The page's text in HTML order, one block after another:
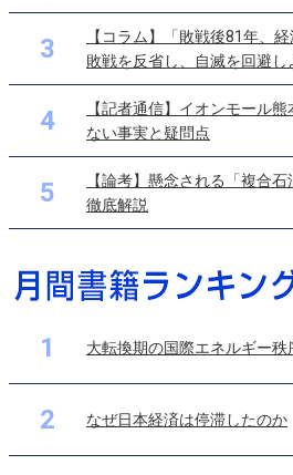
3
【コラム】「敗戦後81年、
敗戦を反省し、自滅を回避し
4
【記者通信】イオンモール
ない事実と疑問点
5
【論考】懸念される「複合
徹底解説
1 大転換期の国際エネルギー秩
2 なぜ日本経済は停滞したのか